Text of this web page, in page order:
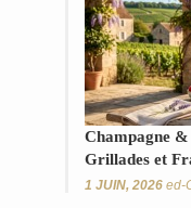
Champagne &
Grillades et
1 JUIN, 2026 ed-